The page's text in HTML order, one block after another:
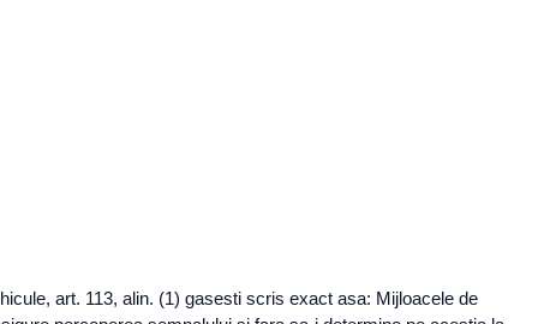
art. 113, alin. (1) gasesti scris exact asa: Mijloacele de